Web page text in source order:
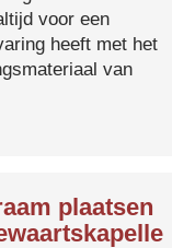
voor een
heeft met het
van
plaatsen